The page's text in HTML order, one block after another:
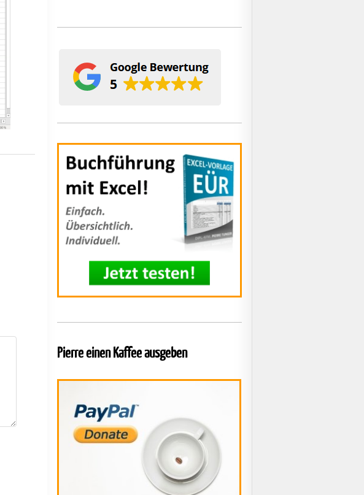
Pierre einen Kaffee ausgeben